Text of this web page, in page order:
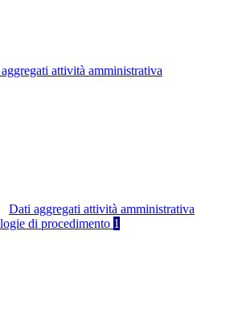
attività amministrativa
Dati aggregati attività amministrativa
di procedimento 1